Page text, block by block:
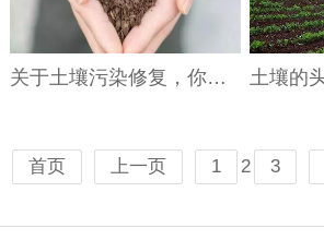
关于土壤污染修复，你了解多少？
首页 上一页 1 2 3